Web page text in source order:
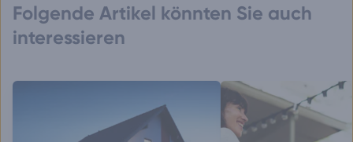
Folgende Artikel könnten Sie auch
interessieren